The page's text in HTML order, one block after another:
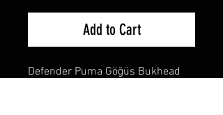
Add to Cart
Defender Puma Göğüs Bukhead